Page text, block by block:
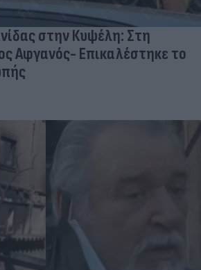
στην Κυψέλη: Στη
Αφγανός- Επικαλέστηκε το